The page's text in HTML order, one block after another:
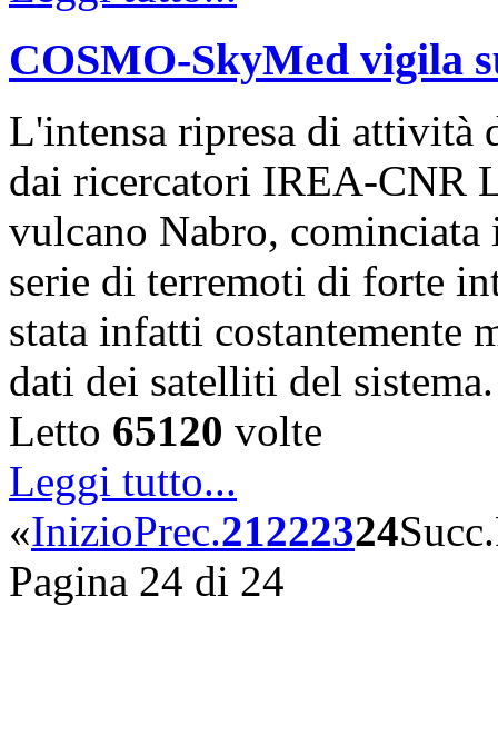
COSMO-SkyMed vigila
L'intensa ripresa di attività
dai ricercatori IREA-CNR
vulcano Nabro,
serie di terremoti di forte
stata infatti costantemente
dati dei satelliti del
Letto 65120 volte
Leggi tutto...
«InizioPrec.21222324Succ.
Pagina 24 di 24